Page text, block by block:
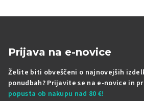
Prijava na e-novice
Želite biti obveščeni o najnovejših
ponudbah? Prijavite se na e-novice in
popusta ob nakupu nad 80 €!